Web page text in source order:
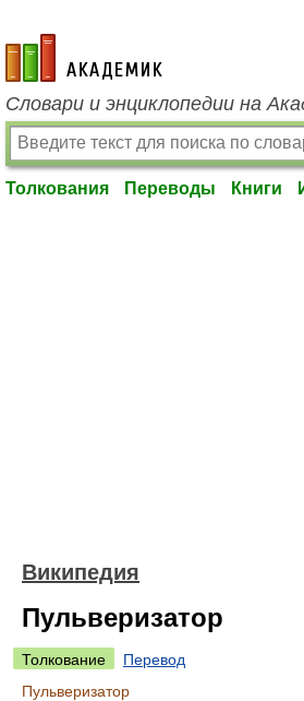
academic.ru
Словари и энциклопедии на
Толкования Переводы Книги
Википедия
Пульверизатор
Толкование
Перевод
Пульверизатор